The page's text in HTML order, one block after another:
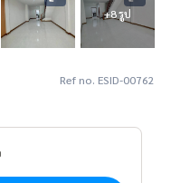
+8 รูป
Ref no. ESID-00762